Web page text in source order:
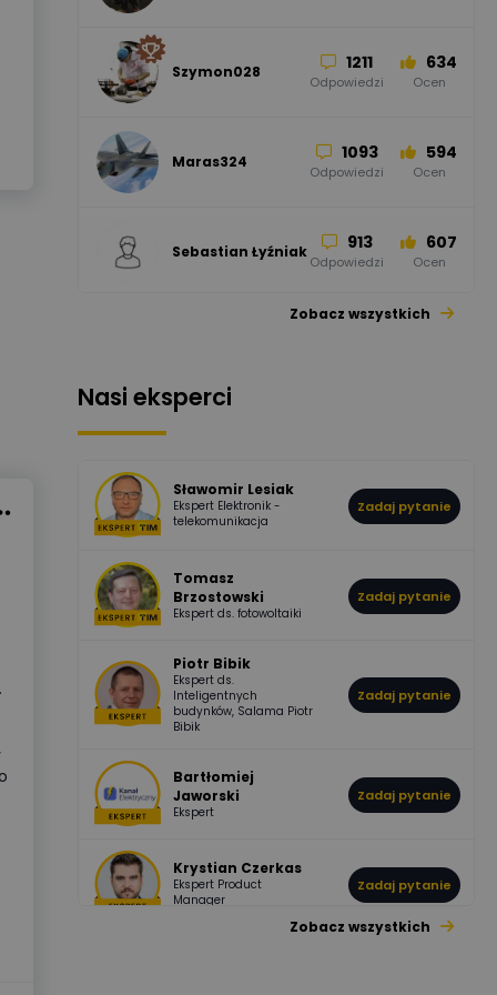
52 45
Szymon028 1211
Odpowiedzi
634
Ocen
Maras324 1093
Odpowiedzi
594
Ocen
Sebastian Łyźniak 913
Odpowiedzi
607
Ocen
Pawel02 955 374
boss 532 714
DawidZak 796
Odpowiedzi
244
Ocen
Zobacz wszystkich
Nasi eksperci
Sławomir Lesiak
Ekspert Elektronik -
telekomunikacja
Zadaj pytanie
Tomasz
Brzostowski
Ekspert ds. fotowoltaiki
Zadaj pytanie
Piotr Bibik
Ekspert ds.
Inteligentnych
budynków, Salama Piotr
Bibik
Zadaj pytanie
Bartłomiej
Jaworski
Ekspert
Zadaj pytanie
Krystian Czerkas
Ekspert Product
Manager
Zadaj pytanie
Zobacz wszystkich